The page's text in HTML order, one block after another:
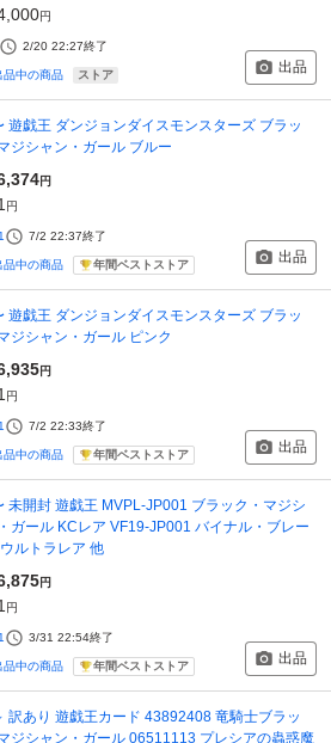
円
2/20 22:27終了
品中の商品 ストア 出品
遊戯王 ダンジョンダイスモンスターズ ブラッ
ジシャン・ガール ブルー
円
円
7/2 22:37終了
品中の商品 年間ベストストア 出品
遊戯王 ダンジョンダイスモンスターズ ブラッ
ジシャン・ガール ピンク
円
円
7/2 22:33終了
品中の商品 年間ベストストア 出品
未開封 遊戯王 MVPL-JP001 ブラック・マジシ
ガール KCレア VF19-JP001 バイナル・ブレー
ルトラレア 他
円
円
3/31 22:54終了
品中の商品 年間ベストストア 出品
訳あり 遊戯王カード 43892408 竜騎士ブラッ
ジシャン・ガール 06511113 プレシアの蟲惑魔